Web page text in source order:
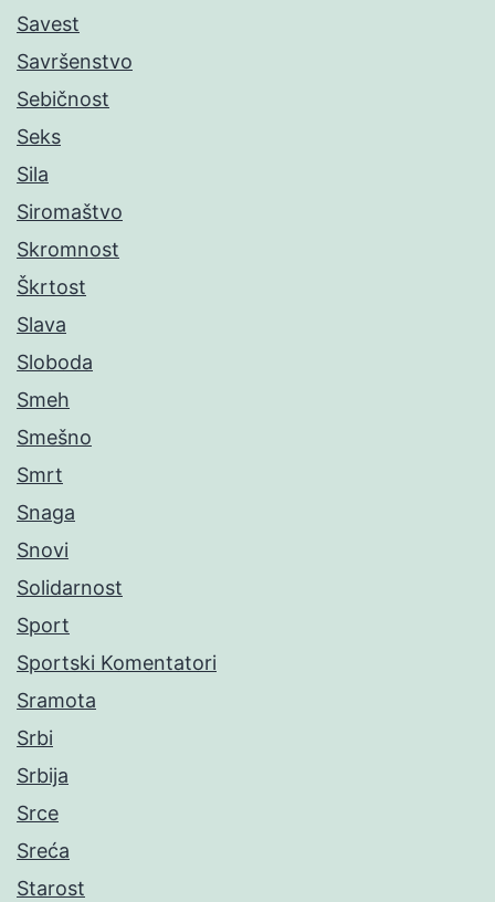
Savest
Savršenstvo
Sebičnost
Seks
Sila
Siromaštvo
Skromnost
Škrtost
Slava
Sloboda
Smeh
Smešno
Smrt
Snaga
Snovi
Solidarnost
Sport
Sportski Komentatori
Sramota
Srbi
Srbija
Srce
Sreća
Starost